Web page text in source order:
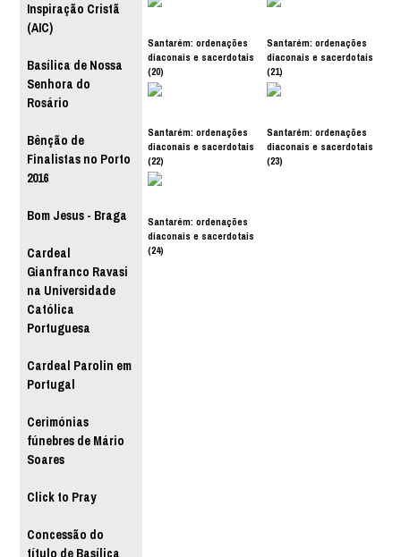
Inspiração Cristã
(AIC)
Basílica de Nossa
Senhora do
Rosário
Bênção de
Finalistas no Porto
2016
Bom Jesus - Braga
Cardeal
Gianfranco Ravasi
na Universidade
Católica
Portuguesa
Cardeal Parolin em
Portugal
Cerimónias
fúnebres de Mário
Soares
Click to Pray
Concessão do
título de Basílica
Santarém: ordenações
diaconais e sacerdotais
(20)
Santarém: ordenações
diaconais e sacerdotais
(21)
Santarém: ordenações
diaconais e sacerdotais
(22)
Santarém: ordenações
diaconais e sacerdotais
(23)
Santarém: ordenações
diaconais e sacerdotais
(24)